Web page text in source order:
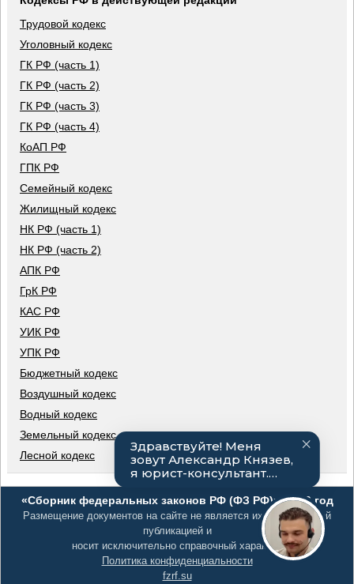
Трудовой кодекс
Уголовный кодекс
ГК РФ (часть 1)
ГК РФ (часть 2)
ГК РФ (часть 3)
ГК РФ (часть 4)
КоАП РФ
ГПК РФ
Семейный кодекс
Жилищный кодекс
НК РФ (часть 1)
НК РФ (часть 2)
АПК РФ
ГрК РФ
КАС РФ
УИК РФ
УПК РФ
Бюджетный кодекс
Воздушный кодекс
Водный кодекс
Земельный кодекс
Лесной кодекс
«Сборник федеральных законов РФ (ФЗ РФ)», 2026 год
Размещение документов на сайте не является их официальной
публикацией и
носит исключительно справочный характер
Политика конфиденциальности
fzrf.su